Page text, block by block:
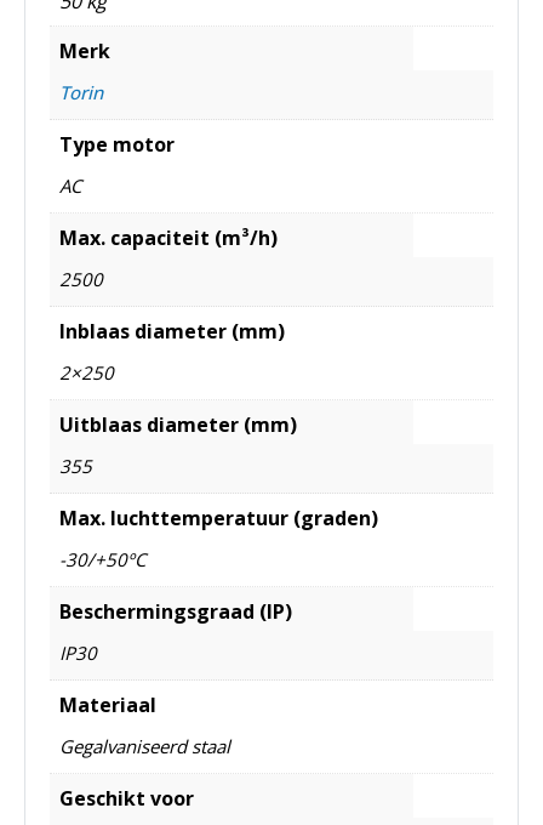
Merk
Torin
Type motor
AC
Max. capaciteit (m³/h)
2500
Inblaas diameter (mm)
2×250
Uitblaas diameter (mm)
355
Max. luchttemperatuur (graden)
-30/+50ºC
Beschermingsgraad (IP)
IP30
Materiaal
Gegalvaniseerd staal
Geschikt voor